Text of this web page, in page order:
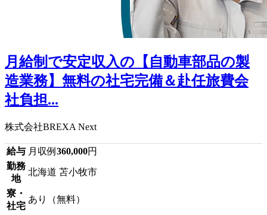
月給制で安定収入の【自動車部品の製
造業務】無料の社宅完備＆赴任旅費会
社負担...
株式会社BREXA Next
給与 月収例 360,000円
勤務
地
北海道 苫小牧市
寮・
社宅
あり（無料）